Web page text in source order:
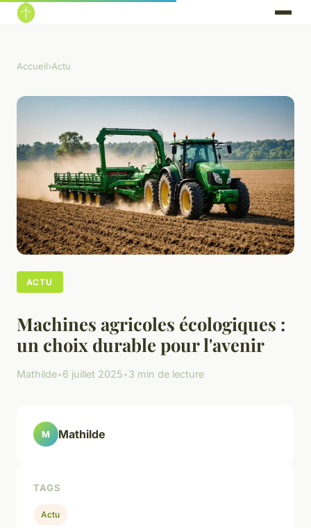
Accueil›Actu
ACTU
Machines agricoles écologiques :
un choix durable pour l'avenir
Mathilde•6 juillet 2025•3 min de lecture
M Mathilde
TAGS
Actu